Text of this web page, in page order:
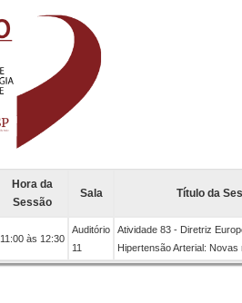
Hora da
Sessão
Sala Título da
11:00 às 12:30
Auditório
11
Atividade 83 - Diretriz
Hipertensão Arterial: